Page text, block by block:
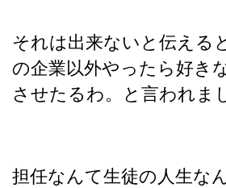
それは出来ないと伝える
の企業以外やったら好き
させたるわ。と言われま
担任なんて生徒の人生な